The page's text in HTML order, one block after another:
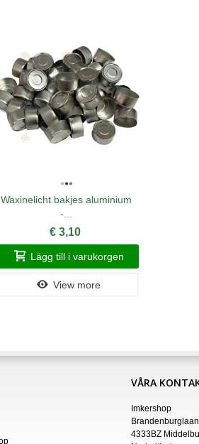
Waxinelicht bakjes aluminium
-...
€ 3,10
Lägg till i varukorgen
View more
VÅRA
Imkershop
4333BZ